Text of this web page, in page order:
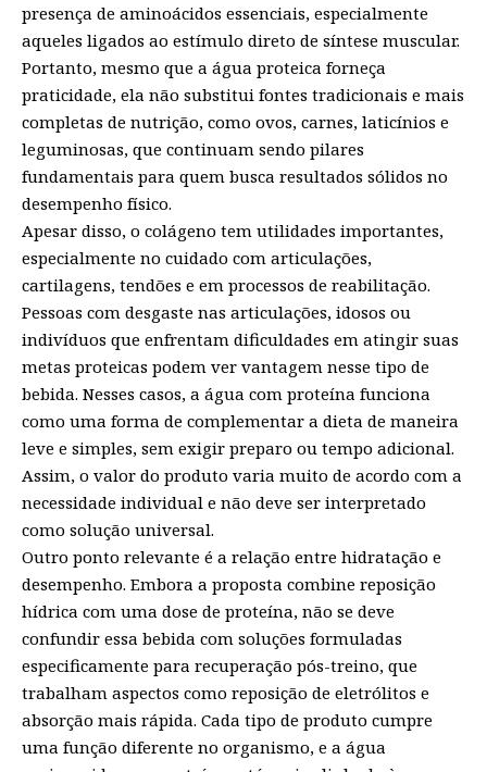
presença de aminoácidos essenciais, especialmente
aqueles ligados ao estímulo direto de síntese muscular.
Portanto, mesmo que a água proteica forneça
praticidade, ela não substitui fontes tradicionais e mais
completas de nutrição, como ovos, carnes, laticínios e
leguminosas, que continuam sendo pilares
fundamentais para quem busca resultados sólidos no
desempenho físico.
Apesar disso, o colágeno tem utilidades importantes,
especialmente no cuidado com articulações,
cartilagens, tendões e em processos de reabilitação.
Pessoas com desgaste nas articulações, idosos ou
indivíduos que enfrentam dificuldades em atingir suas
metas proteicas podem ver vantagem nesse tipo de
bebida. Nesses casos, a água com proteína funciona
como uma forma de complementar a dieta de maneira
leve e simples, sem exigir preparo ou tempo adicional.
Assim, o valor do produto varia muito de acordo com a
necessidade individual e não deve ser interpretado
como solução universal.
Outro ponto relevante é a relação entre hidratação e
desempenho. Embora a proposta combine reposição
hídrica com uma dose de proteína, não se deve
confundir essa bebida com soluções formuladas
especificamente para recuperação pós-treino, que
trabalham aspectos como reposição de eletrólitos e
absorção mais rápida. Cada tipo de produto cumpre
uma função diferente no organismo, e a água